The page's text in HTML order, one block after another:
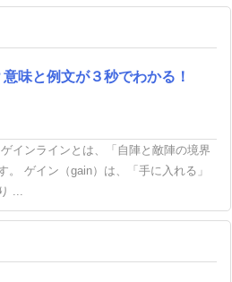
味と例文が３秒でわかる！
インラインとは、「自陣と敵陣の境界
。 ゲイン（gain）は、「手に入れる」
...